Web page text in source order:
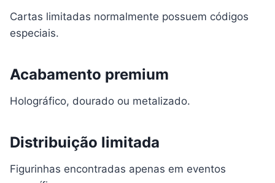
Cartas limitadas normalmente possuem códigos
especiais.
Acabamento premium
Holográfico, dourado ou metalizado.
Distribuição limitada
Figurinhas encontradas apenas em eventos